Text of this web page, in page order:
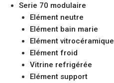
Serie 70 modulaire
Elément neutre
Elément bain marie
Elément vitrocéramique
Elément froid
Vitrine refrigérée
Elément support